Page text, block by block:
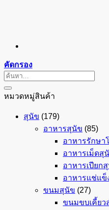
คัดกรอง
ค้นหา:
หมวดหมู่สินค้า
สุนัข (179)
อาหารสุนัข (85)
อาหารรักษา
อาหารเม็ดสุ
อาหารเปียก
อาหารแช่แข็
ขนมสุนัข (27)
ขนมขบเคี้ยว